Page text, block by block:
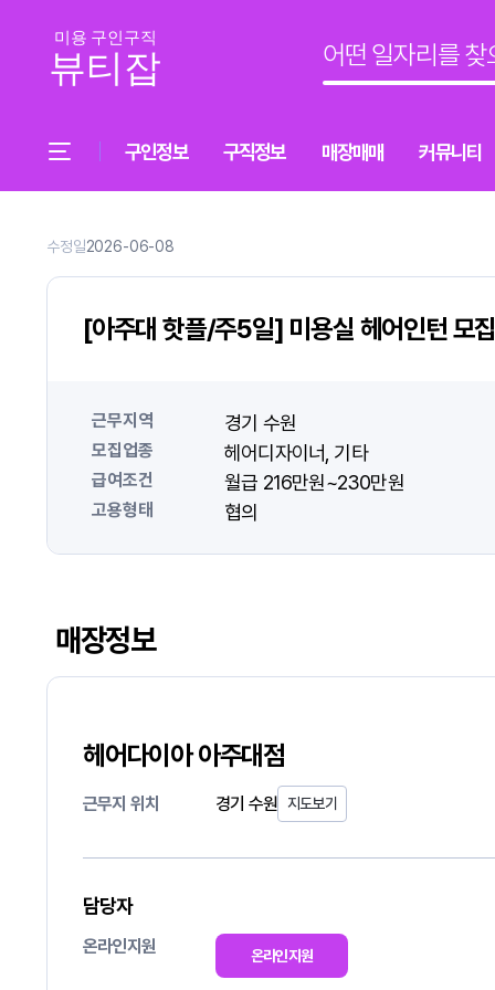
구인정보 구직정보 매장매매 커뮤니티
수정일2026-06-08
[아주대 핫플/주5일] 미용실 헤어인턴 모
근무지역 경기 수원
모집업종 헤어디자이너 기타
급여조건 월급 216만원~230만원
고용형태 협의
매장정보
헤어다이아 아주대점
근무지 위치 경기 수원 지도보기
담당자
온라인지원 온라인지원